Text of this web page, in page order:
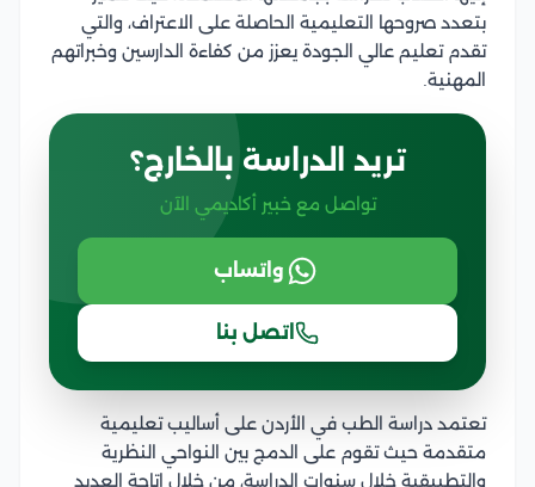
بتعدد صروحها التعليمية الحاصلة على الاعتراف، والتي
تقدم تعليم عالي الجودة يعزز من كفاءة الدارسين وخبراتهم
المهنية.
تريد الدراسة بالخارج؟
تواصل مع خبير أكاديمي الآن
واتساب
اتصل بنا
تعتمد دراسة الطب في الأردن على أساليب تعليمية
متقدمة حيث تقوم على الدمج بين النواحي النظرية
والتطبيقية خلال سنوات الدراسة، من خلال إتاحة العديد